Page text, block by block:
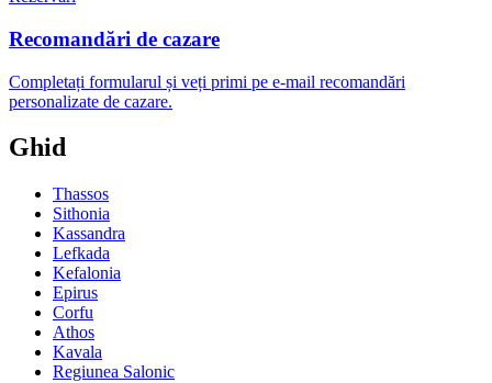
Recomandări de cazare
Completați formularul și veți primi pe e-mail recomandări
personalizate de cazare.
Ghid
Thassos
Sithonia
Kassandra
Lefkada
Kefalonia
Epirus
Corfu
Athos
Kavala
Regiunea Salonic